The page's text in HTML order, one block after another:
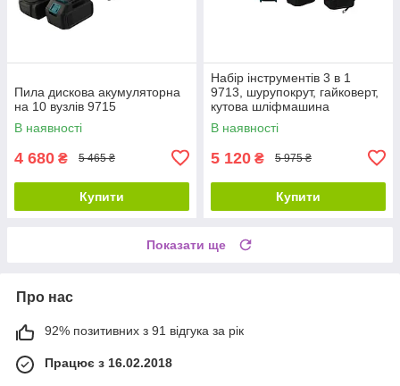
Пила дискова акумуляторна
на 10 вузлів 9715
В наявності
4 680 ₴ 5 465 ₴
Купити
Набір інструментів 3 в 1
9713, шурупокрут, гайковерт,
кутова шліфмашина
В наявності
5 120 ₴ 5 975 ₴
Купити
Показати ще
Про нас
92% позитивних з 91 відгука за рік
Працює з 16.02.2018